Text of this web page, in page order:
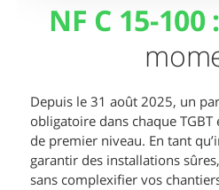
NF C 15-100 :
Depuis le 31 août 2025, un
obligatoire dans chaque
de premier niveau. En tant
garantir des installations
sans complexifier vos